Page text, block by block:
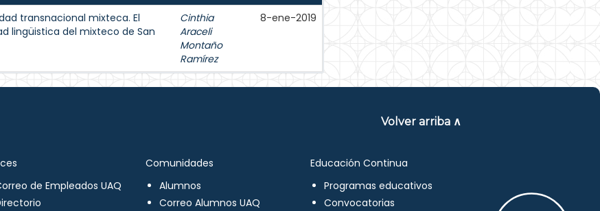
transnacional mixteca. El
lingüistica del mixteco de San
Cinthia
Araceli
Montaño
Ramírez
8-ene-2019
Volver arriba ∧
de Empleados UAQ
Comunidades
Alumnos
Correo Alumnos UAQ
Educación Continua
Programas educativos
Convocatorias